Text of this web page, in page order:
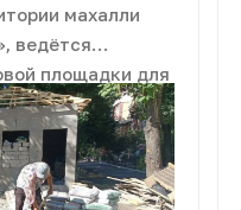
махалли
ведётся
площадки для
После
работ
создано более
для